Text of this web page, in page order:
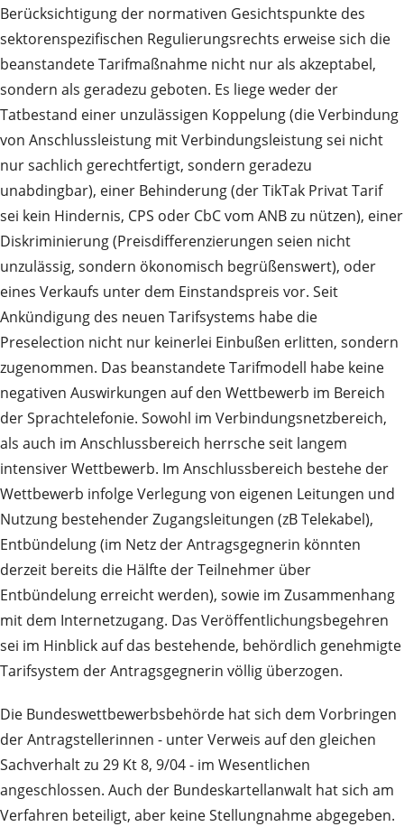
Berücksichtigung der normativen Gesichtspunkte des
sektorenspezifischen Regulierungsrechts erweise sich die
beanstandete Tarifmaßnahme nicht nur als akzeptabel,
sondern als geradezu geboten. Es liege weder der
Tatbestand einer unzulässigen Koppelung (die Verbindung
von Anschlussleistung mit Verbindungsleistung sei nicht
nur sachlich gerechtfertigt, sondern geradezu
unabdingbar), einer Behinderung (der TikTak Privat Tarif
sei kein Hindernis, CPS oder CbC vom ANB zu nützen), einer
Diskriminierung (Preisdifferenzierungen seien nicht
unzulässig, sondern ökonomisch begrüßenswert), oder
eines Verkaufs unter dem Einstandspreis vor. Seit
Ankündigung des neuen Tarifsystems habe die
Preselection nicht nur keinerlei Einbußen erlitten, sondern
zugenommen. Das beanstandete Tarifmodell habe keine
negativen Auswirkungen auf den Wettbewerb im Bereich
der Sprachtelefonie. Sowohl im Verbindungsnetzbereich,
als auch im Anschlussbereich herrsche seit langem
intensiver Wettbewerb. Im Anschlussbereich bestehe der
Wettbewerb infolge Verlegung von eigenen Leitungen und
Nutzung bestehender Zugangsleitungen (zB Telekabel),
Entbündelung (im Netz der Antragsgegnerin könnten
derzeit bereits die Hälfte der Teilnehmer über
Entbündelung erreicht werden), sowie im Zusammenhang
mit dem Internetzugang. Das Veröffentlichungsbegehren
sei im Hinblick auf das bestehende, behördlich genehmigte
Tarifsystem der Antragsgegnerin völlig überzogen.
Die Bundeswettbewerbsbehörde hat sich dem Vorbringen
der Antragstellerinnen - unter Verweis auf den gleichen
Sachverhalt zu 29 Kt 8, 9/04 - im Wesentlichen
angeschlossen. Auch der Bundeskartellanwalt hat sich am
Verfahren beteiligt, aber keine Stellungnahme abgegeben.